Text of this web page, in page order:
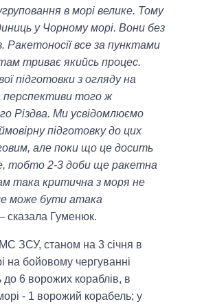
в морі велике. Тому
у Чорному морі. Вони без
Ракетоносії все за пунктами
триває якийсь процес.
підготовки з огляду на
перспективи того ж
Різдва. Ми усвідомлюємо
підготовку до цих
але поки що це досить
тобто 2-3 доби ще ракетна
така критична з моря не
може бути атака
сказала Гуменюк.
ЗСУ, станом на 3 січня в
на бойовому чергуванні
6 ворожих кораблів, в
- 1 ворожий корабель; у